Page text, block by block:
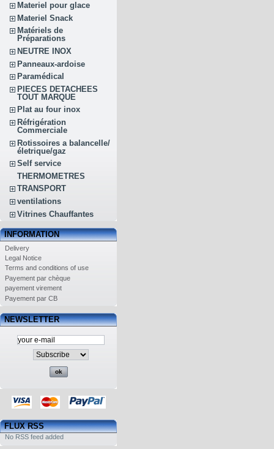
Materiel pour glace
Materiel Snack
Matériels de
Préparations
NEUTRE INOX
Panneaux-ardoise
Paramédical
PIECES DETACHEES
TOUT MARQUE
Plat au four inox
Réfrigération
Commerciale
Rotissoires a balancelle/
életrique/gaz
Self service
THERMOMETRES
TRANSPORT
ventilations
Vitrines Chauffantes
INFORMATION
Delivery
Legal Notice
Terms and conditions of use
Payement par chèque
payement virement
Payement par CB
NEWSLETTER
FLUX RSS
No RSS feed added